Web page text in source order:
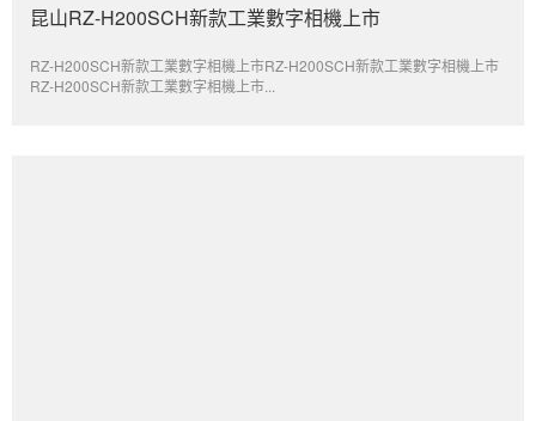
昆山RZ-H200SCH新款工業數字相機上市
RZ-H200SCH新款工業數字相機上市RZ-H200SCH新款工業數字相機上市
RZ-H200SCH新款工業數字相機上市...